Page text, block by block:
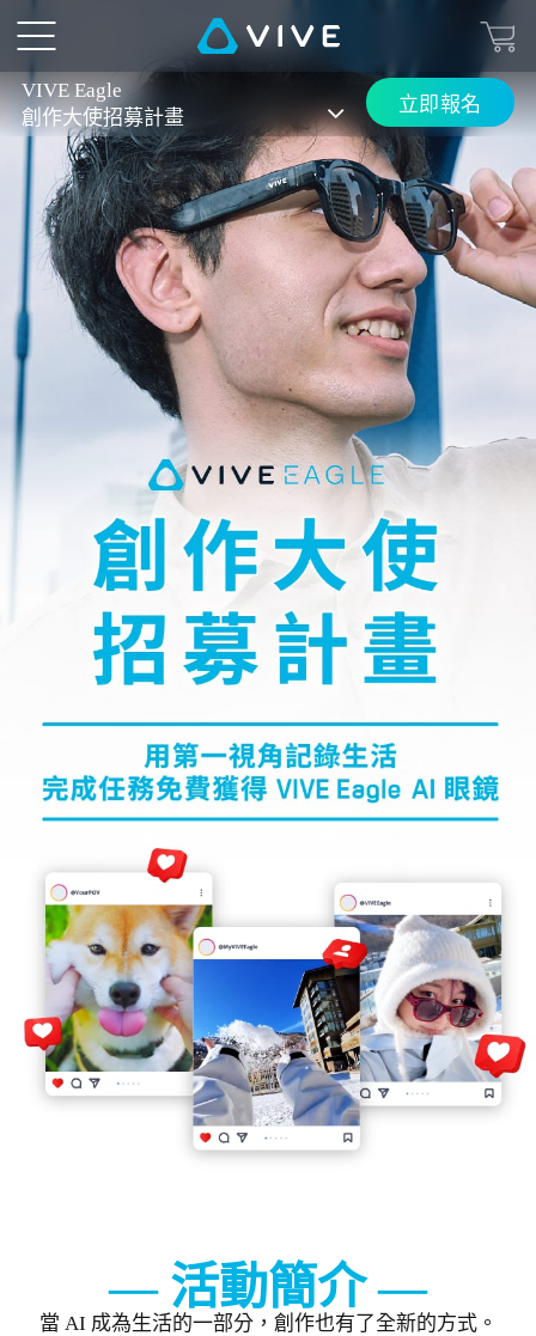
2026
VIVE
Eagle
創
作
大
使
招
募
免
費
獲
得
VIVE
Eagle
VIVE Eagle
創作大使招募計畫
立即報名
活動簡介
當 AI 成為生活的一部分，創作也有了全新的方式。